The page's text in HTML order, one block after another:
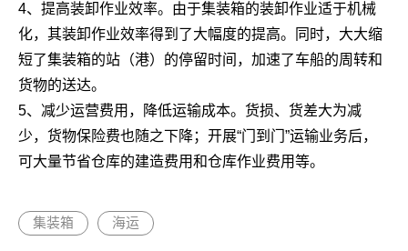
4、提高装卸作业效率。由于集装箱的装卸作业适于机械
化，其装卸作业效率得到了大幅度的提高。同时，大大缩
短了集装箱的站（港）的停留时间，加速了车船的周转和
货物的送达。
5、减少运营费用，降低运输成本。货损、货差大为减
少，货物保险费也随之下降；开展“门到门”运输业务后，
可大量节省仓库的建造费用和仓库作业费用等。
集装箱 海运